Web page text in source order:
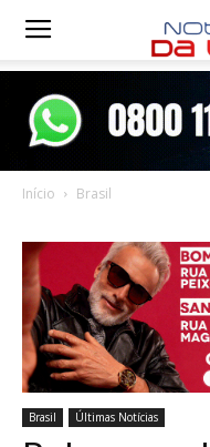
Notícias
Início Brasil
Brasil Últimas Notícias